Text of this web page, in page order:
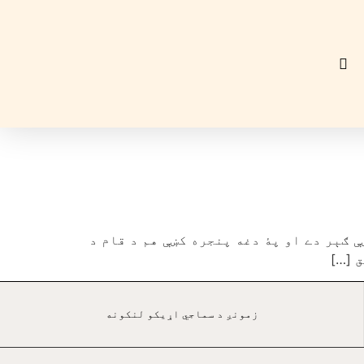
ګېر دے او پۀ دغه پنجره کښې هم د قام د
[…]
زمونږ د سماجي اړيکو لنکونه